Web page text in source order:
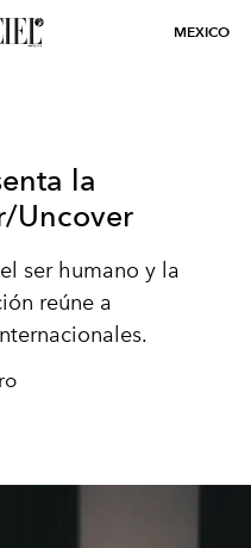
MEXICO
la
Uncover
ser humano y la
reúne a